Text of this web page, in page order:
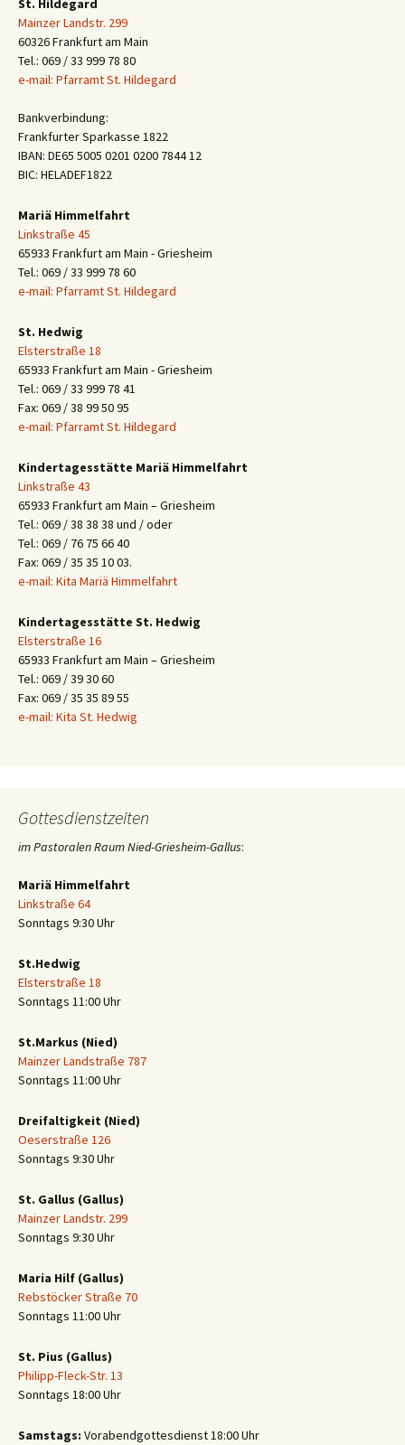
St. Hildegard
Mainzer Landstr. 299
60326 Frankfurt am Main
Tel.: 069 / 33 999 78 80
e-mail: Pfarramt St. Hildegard
Bankverbindung:
Frankfurter Sparkasse 1822
IBAN: DE65 5005 0201 0200 7844 12
BIC: HELADEF1822
Mariä Himmelfahrt
Linkstraße 45
65933 Frankfurt am Main - Griesheim
Tel.: 069 / 33 999 78 60
e-mail: Pfarramt St. Hildegard
St. Hedwig
Elsterstraße 18
65933 Frankfurt am Main - Griesheim
Tel.: 069 / 33 999 78 41
Fax: 069 / 38 99 50 95
e-mail: Pfarramt St. Hildegard
Kindertagesstätte Mariä Himmelfahrt
Linkstraße 43
65933 Frankfurt am Main – Griesheim
Tel.: 069 / 38 38 38 und / oder
Tel.: 069 / 76 75 66 40
Fax: 069 / 35 35 10 03.
e-mail: Kita Mariä Himmelfahrt
Kindertagesstätte St. Hedwig
Elsterstraße 16
65933 Frankfurt am Main – Griesheim
Tel.: 069 / 39 30 60
Fax: 069 / 35 35 89 55
e-mail: Kita St. Hedwig
Gottesdienstzeiten
im Pastoralen Raum Nied-Griesheim-Gallus:
Mariä Himmelfahrt
Linkstraße 64
Sonntags 9:30 Uhr
St.Hedwig
Elsterstraße 18
Sonntags 11:00 Uhr
St.Markus (Nied)
Mainzer Landstraße 787
Sonntags 11:00 Uhr
Dreifaltigkeit (Nied)
Oeserstraße 126
Sonntags 9:30 Uhr
St. Gallus (Gallus)
Mainzer Landstr. 299
Sonntags 9:30 Uhr
Maria Hilf (Gallus)
Rebstöcker Straße 70
Sonntags 11:00 Uhr
St. Pius (Gallus)
Philipp-Fleck-Str. 13
Sonntags 18:00 Uhr
Samstags: Vorabendgottesdienst 18:00 Uhr